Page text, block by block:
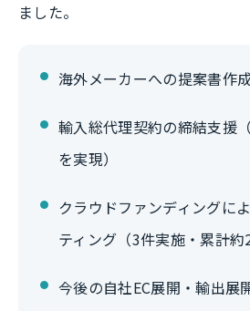
ました。
海外メーカーへの提案書作
輸入総代理契約の締結支援
を実現）
クラウドファンディングに
ティング（3件実施・累計約
今後の自社EC展開・輸出展